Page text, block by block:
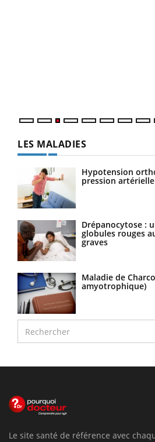
LES MALADIES
Hypotension
pression
Drépanocytose :
globules rouges
graves
Maladie de
amyotrophique)
Le site santé de référence avec